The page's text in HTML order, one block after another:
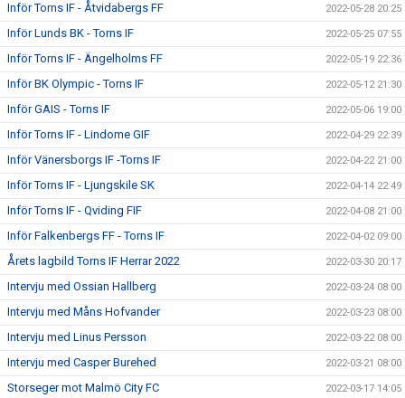
Inför Torns IF - Åtvidabergs FF 2022-05-28 20:25
Inför Lunds BK - Torns IF 2022-05-25 07:55
Inför Torns IF - Ängelholms FF 2022-05-19 22:36
Inför BK Olympic - Torns IF 2022-05-12 21:30
Inför GAIS - Torns IF 2022-05-06 19:00
Inför Torns IF - Lindome GIF 2022-04-29 22:39
Inför Vänersborgs IF -Torns IF 2022-04-22 21:00
Inför Torns IF - Ljungskile SK 2022-04-14 22:49
Inför Torns IF - Qviding FIF 2022-04-08 21:00
Inför Falkenbergs FF - Torns IF 2022-04-02 09:00
Årets lagbild Torns IF Herrar 2022 2022-03-30 20:17
Intervju med Ossian Hallberg 2022-03-24 08:00
Intervju med Måns Hofvander 2022-03-23 08:00
Intervju med Linus Persson 2022-03-22 08:00
Intervju med Casper Burehed 2022-03-21 08:00
Storseger mot Malmö City FC 2022-03-17 14:05